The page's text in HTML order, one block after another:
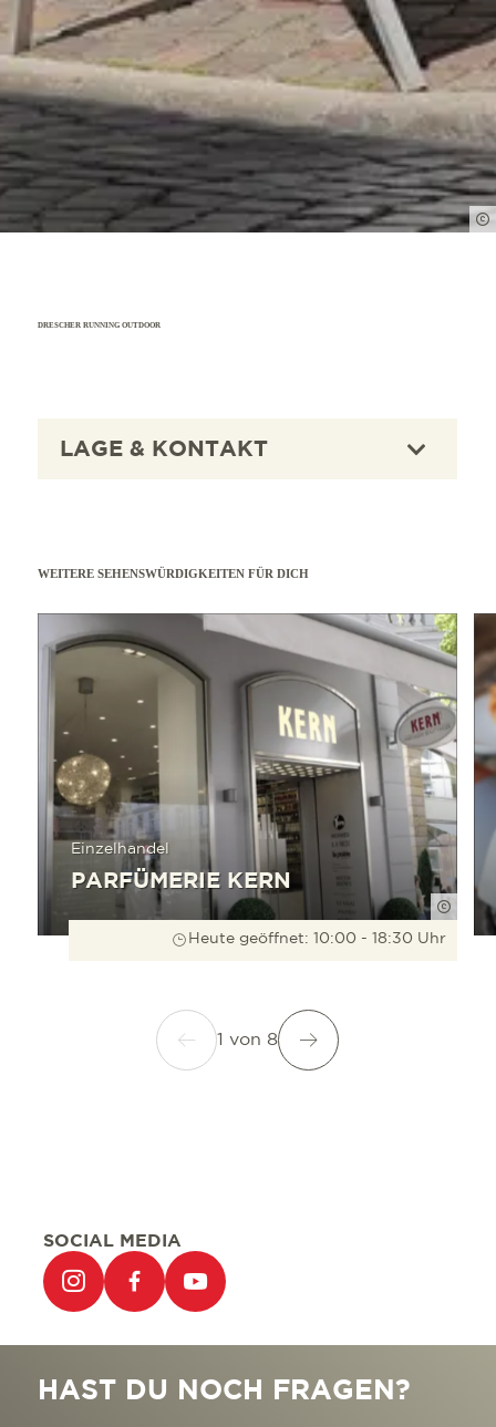
DRESCHER RUNNING OUTDOOR
LAGE & KONTAKT
WEITERE SEHENSWÜRDIGKEITEN FÜR DICH
Einzelhandel
PARFÜMERIE KERN
Heute geöffnet: 10:00 - 18:30 Uhr
1 von 8
SOCIAL MEDIA
HAST DU NOCH FRAGEN?